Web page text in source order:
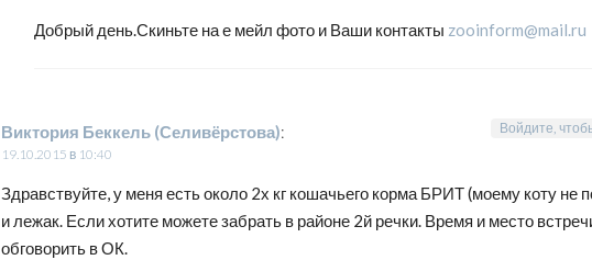
Добрый день.Скиньте на е мейл фото и Ваши контакты zooinform@mail.ru
Виктория Беккель (Селивёрстова):
19.10.2015 в 10:40
Здравствуйте, у меня есть около 2х кг кошачьего корма БРИТ (моему коту не
и лежак. Если хотите можете забрать в районе 2й речки. Время и место
обговорить в ОК.
Войдите,